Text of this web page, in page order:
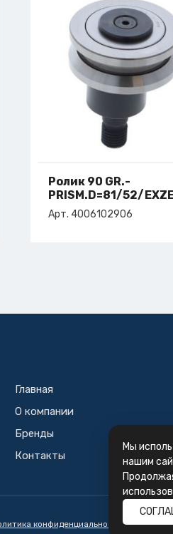
Ролик 90 GR.-
PRISM.D=81/52/
арт. 4-006-10-2906
Арт. 4006102906
Главная
О компании
Бренды
Контакты
конфиденциальности
Мы
нашим